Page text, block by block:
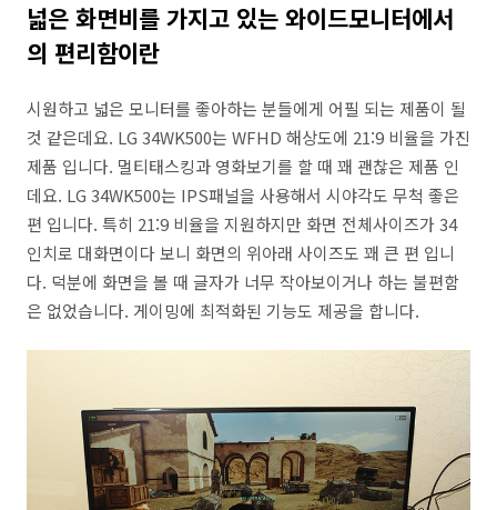
넓은 화면비를 가지고 있는 와이드모니터에서
의 편리함이란
시원하고 넓은 모니터를 좋아하는 분들에게 어필 되는 제품이 될
것 같은데요. LG 34WK500는 WFHD 해상도에 21:9 비율을 가진
제품 입니다. 멀티태스킹과 영화보기를 할 때 꽤 괜찮은 제품 인
데요. LG 34WK500는 IPS패널을 사용해서 시야각도 무척 좋은
편 입니다. 특히 21:9 비율을 지원하지만 화면 전체사이즈가 34
인치로 대화면이다 보니 화면의 위아래 사이즈도 꽤 큰 편 입니
다. 덕분에 화면을 볼 때 글자가 너무 작아보이거나 하는 불편함
은 없었습니다. 게이밍에 최적화된 기능도 제공을 합니다.